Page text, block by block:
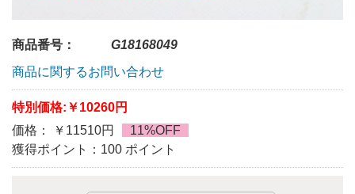
商品番号：
G18168049
商品に関するお問い合わせ
特別価格: ￥10260円
価格： ￥11510円
11%OFF
獲得ポイント：100 ポイント